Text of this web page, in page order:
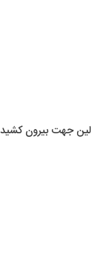
اولین جهت بیرون